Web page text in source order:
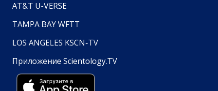
AT&T U-VERSE
TAMPA BAY WFTT
LOS ANGELES KSCN-TV
Приложение Scientology.TV